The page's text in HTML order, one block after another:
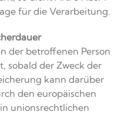
für die Verarbeitung.
der betroffenen Person
sobald der Zweck der
kann darüber
den europäischen
unionsrechtlichen